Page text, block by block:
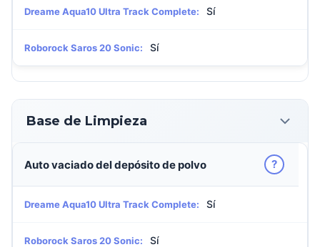
Dreame Aqua10 Ultra Track Complete: Sí
Roborock Saros 20 Sonic: Sí
Base de Limpieza
Auto vaciado del depósito de polvo ?
Dreame Aqua10 Ultra Track Complete: Sí
Roborock Saros 20 Sonic: Sí